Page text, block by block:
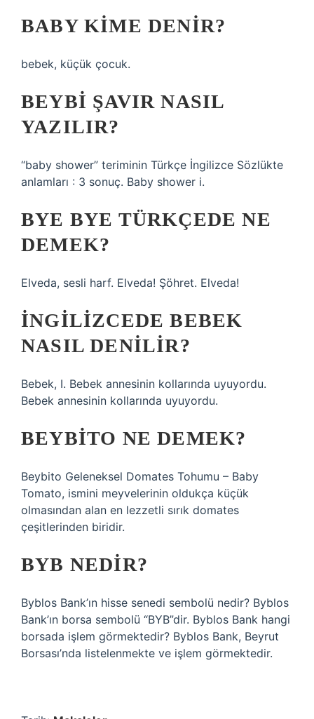
BABY KIME DENIR?
bebek, küçük çocuk.
BEYBI ŞAVIR NASIL
YAZILIR?
“baby shower” teriminin Türkçe İngilizce Sözlükte
anlamları : 3 sonuç. Baby shower i.
BYE BYE TÜRKÇEDE NE
DEMEK?
Elveda, sesli harf. Elveda! Şöhret. Elveda!
İNGILIZCEDE BEBEK
NASIL DENILIR?
Bebek, I. Bebek annesinin kollarında uyuyordu.
Bebek annesinin kollarında uyuyordu.
BEYBITO NE DEMEK?
Beybito Geleneksel Domates Tohumu – Baby
Tomato, ismini meyvelerinin oldukça küçük
olmasından alan en lezzetli sırık domates
çeşitlerinden biridir.
BYB NEDIR?
Byblos Bank’ın hisse senedi sembolü nedir? Byblos
Bank’ın borsa sembolü “BYB”dir. Byblos Bank hangi
borsada işlem görmektedir? Byblos Bank, Beyrut
Borsası’nda listelenmekte ve işlem görmektedir.